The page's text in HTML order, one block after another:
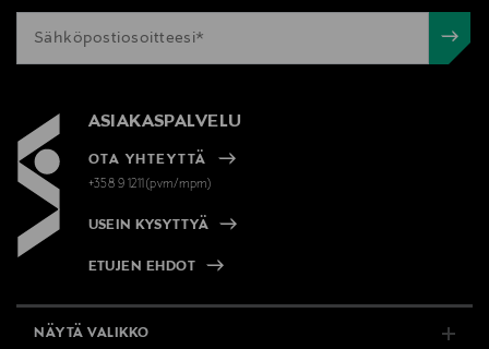
ASIAKASPALVELU
OTA YHTEYTTÄ
+358 9 1211(pvm/mpm)
USEIN KYSYTTYÄ
ETUJEN EHDOT
NÄYTÄ VALIKKO